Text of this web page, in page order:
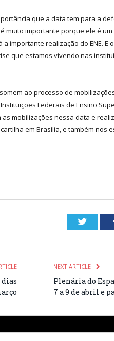
que a data tem para a
muito importante porque ele é
realização do ENE. E
que estamos vivendo nas
ao processo de
Federais de Ensino
mobilizações nessa data e
em Brasília, e também nos
dias
NEXT ARTICLE
Plenária do
7 a 9 de abril e